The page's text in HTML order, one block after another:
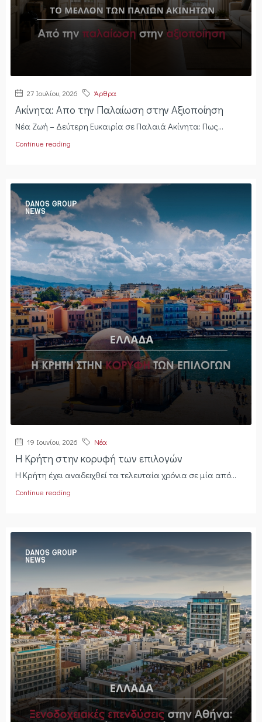
27 Ιουλίου, 2026 Άρθρα
Ακίνητα: Απο την Παλαίωση στην Αξιοποίηση
Νέα Ζωή – Δεύτερη Ευκαιρία σε Παλαιά Ακίνητα: Πως...
Continue reading
19 Ιουνίου, 2026 Νέα
Η Κρήτη στην κορυφή των επιλογών
Η Κρήτη έχει αναδειχθεί τα τελευταία χρόνια σε μία από...
Continue reading